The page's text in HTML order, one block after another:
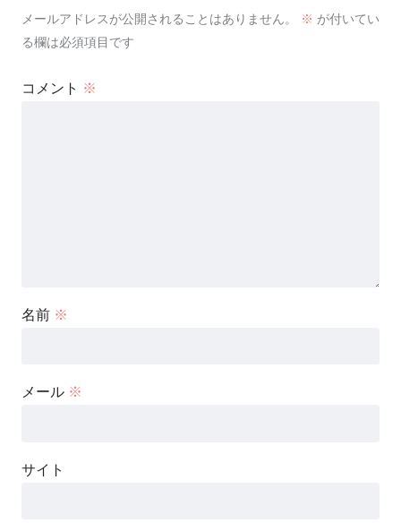
メールアドレスが公開されることはありません。 ※ が付いてい
る欄は必須項目です
コメント ※
名前 ※
メール ※
サイト